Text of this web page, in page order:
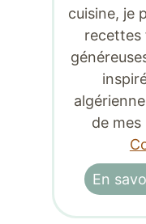
cuisine, je
recettes
de
En